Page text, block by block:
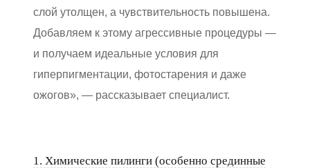
слой утолщен, а чувствительность повышена.
Добавляем к этому агрессивные процедуры —
и получаем идеальные условия для
гиперпигментации, фотостарения и даже
ожогов», — рассказывает специалист.
1. Химические пилинги (особенно срединные